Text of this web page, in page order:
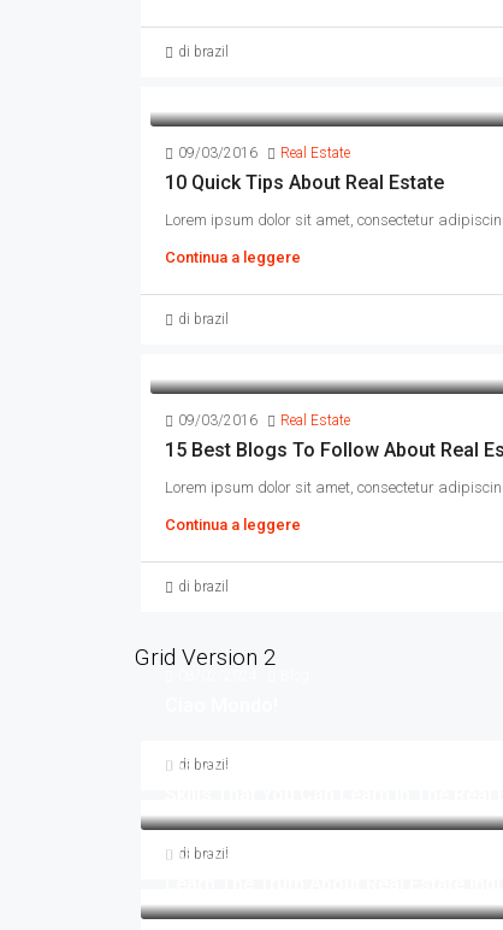
di brazil
09/03/2016 Real Estate
10 Quick Tips About Real Estate
Lorem ipsum dolor sit amet, consectetur
Continua a leggere
di brazil
09/03/2016 Real Estate
15 Best Blogs To Follow About Real
Lorem ipsum dolor sit amet, consectetur
Continua a leggere
di brazil
Grid Version 2
di brazil
09/03/2016
di brazil
09/03/2016